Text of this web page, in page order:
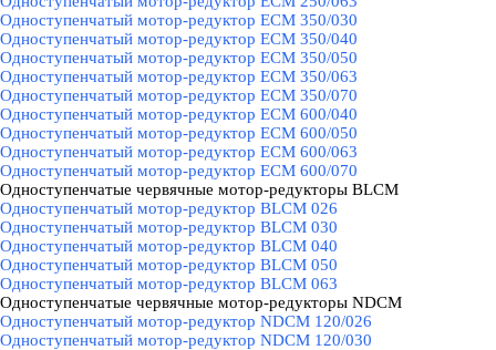
Одноступенчатый мотор-редуктор ECM 350/030
Одноступенчатый мотор-редуктор ECM 350/040
Одноступенчатый мотор-редуктор ECM 350/050
Одноступенчатый мотор-редуктор ECM 350/063
Одноступенчатый мотор-редуктор ECM 350/070
Одноступенчатый мотор-редуктор ECM 600/040
Одноступенчатый мотор-редуктор ECM 600/050
Одноступенчатый мотор-редуктор ECM 600/063
Одноступенчатый мотор-редуктор ECM 600/070
Одноступенчатые червячные мотор-редукторы BLCM
Одноступенчатый мотор-редуктор BLCM 026
Одноступенчатый мотор-редуктор BLCM 030
Одноступенчатый мотор-редуктор BLCM 040
Одноступенчатый мотор-редуктор BLCM 050
Одноступенчатый мотор-редуктор BLCM 063
Одноступенчатые червячные мотор-редукторы NDCM
Одноступенчатый мотор-редуктор NDCM 120/026
Одноступенчатый мотор-редуктор NDCM 120/030